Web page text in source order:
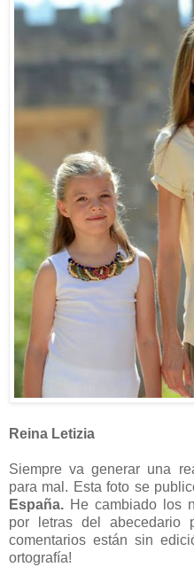
Reina Letizia
Siempre va generar una
para mal. Esta foto se
España. He cambiado los
por letras del abecedario
comentarios están sin
ortografía!